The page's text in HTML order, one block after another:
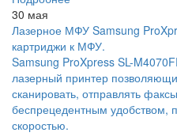
30 мая
Лазерное МФУ Samsung
картриджи к МФУ.
Samsung ProXpress SL-
лазерный принтер
сканировать, отправлять
беспрецедентным удобством,
скоростью.